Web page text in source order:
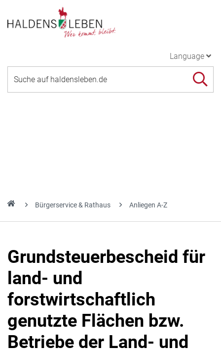
Language
Bürgerservice & Rathaus Anliegen A-Z
Grundsteuerbescheid für
land- und
forstwirtschaftlich
genutzte Flächen bzw.
Betriebe der Land- und